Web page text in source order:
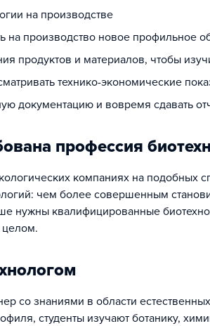
на производстве
на производство новое профильное
продуктов и материалов, чтобы
технико-экономические
документацию и вовремя сдавать
профессия
компаниях на подобных
чем более совершенным
нужны квалифицированные
целом.
со знаниями в области
студенты изучают ботанику,